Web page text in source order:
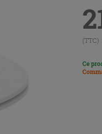
(TTC)
Ce